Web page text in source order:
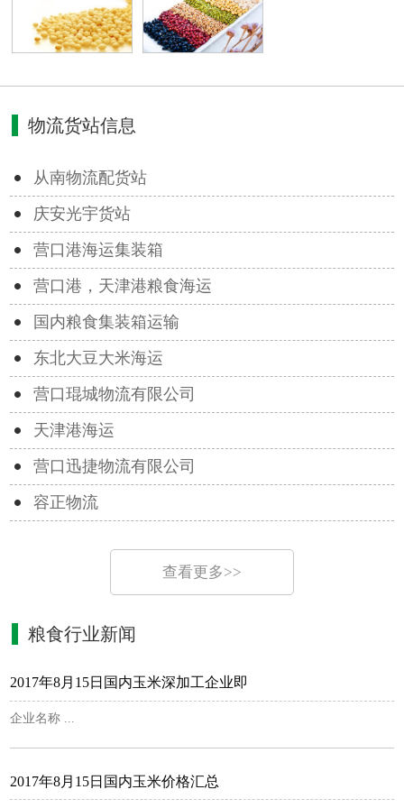
物流货站信息
从南物流配货站
庆安光宇货站
营口港海运集装箱
营口港，天津港粮食海运
国内粮食集装箱运输
东北大豆大米海运
营口琨城物流有限公司
天津港海运
营口迅捷物流有限公司
容正物流
查看更多>>
粮食行业新闻
2017年8月15日国内玉米深加工企业即
企业名称 ...
2017年8月15日国内玉米价格汇总